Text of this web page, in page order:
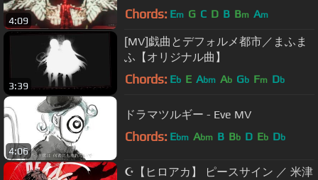
4:09
ェスト映像
Chords: Em G C D B Bm Am
3:39
[MV]戯曲とデフォルメ都市／まふま
ふ【オリジナル曲】
Chords: Eb E Abm Ab Gb Fm Db
4:06
ドラマツルギー - Eve MV
Chords: Ebm Abm B Bb D Eb Db
☪【ヒロアカ】 ピースサイン ／ 米津